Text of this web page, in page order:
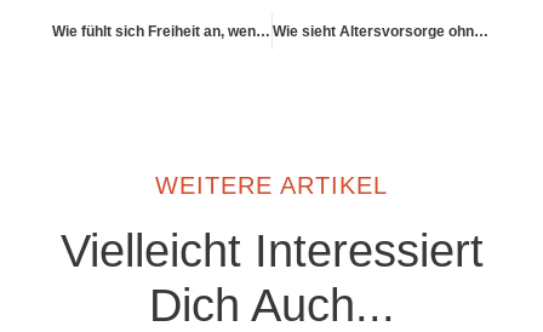
Wie fühlt sich Freiheit an, wenn sie nicht mehr laut sein muss? Wie sieht Altersvorsorge ohne Selbstverleugnung aus?
WEITERE ARTIKEL
Vielleicht Interessiert
Dich Auch...